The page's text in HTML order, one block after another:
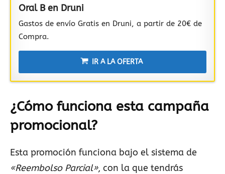
Oral B en Druni
Gastos de envío Gratis en Druni, a partir de 20€ de
Compra.
IR A LA OFERTA
¿Cómo funciona esta campaña
promocional?
Esta promoción funciona bajo el sistema de
«Reembolso Parcial», con la que tendrás